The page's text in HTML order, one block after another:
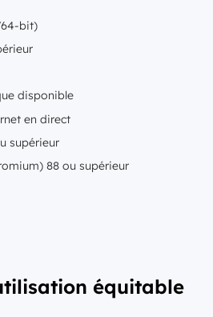
64-bit)
disponible
en direct
supérieur
88 ou supérieur
équitable